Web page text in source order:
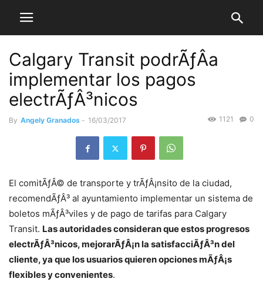
Calgary Transit podrÃƒÂ­a
implementar los pagos
electrÃƒÂ³nicos
By Angely Granados - 16/03/2017 0
1121
El comitÃƒÂ© de transporte y trÃƒÂ¡nsito de la ciudad,
recomendÃƒÂ³ al ayuntamiento implementar un sistema de
boletos mÃƒÂ³viles y de pago de tarifas para Calgary
Transit. Las autoridades consideran que estos progresos
electrÃƒÂ³nicos, mejorarÃƒÂ¡n la satisfacciÃƒÂ³n del
cliente, ya que los usuarios quieren opciones mÃƒÂ¡s
flexibles y convenientes.